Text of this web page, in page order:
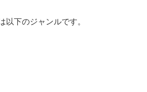
下のジャンルです。